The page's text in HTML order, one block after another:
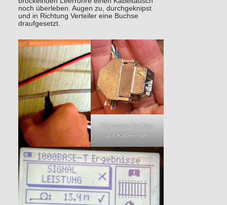
noch überleben. Augen zu, durchgeknipst
und in Richtung Verteiler eine Buchse
draufgesetzt.
Keystone-Buchse
auf Kabelende